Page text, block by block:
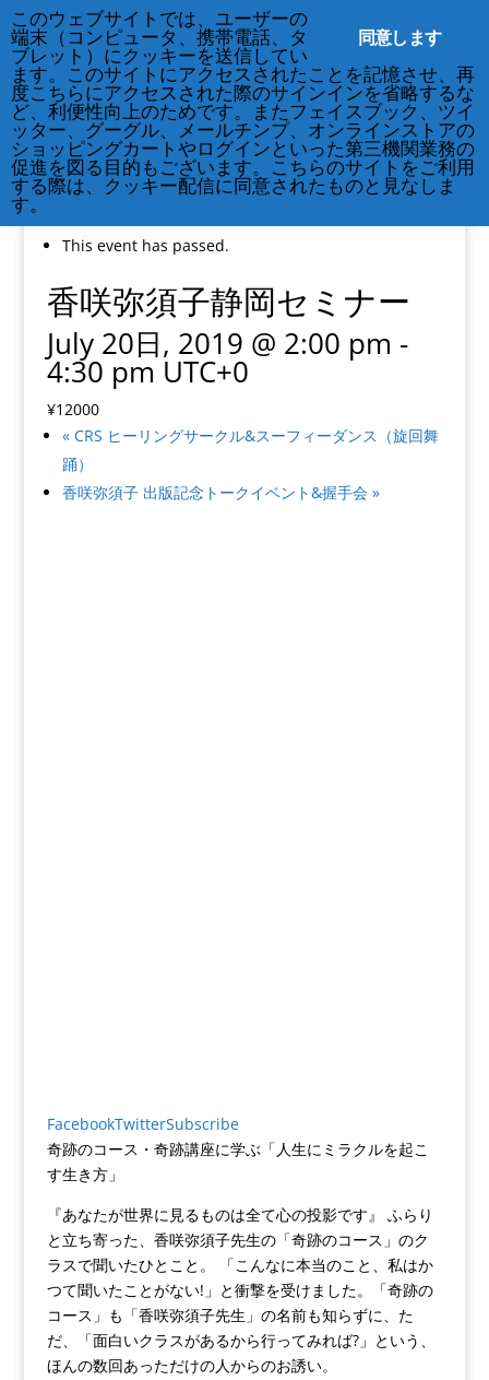
212-677-8621 info@crsny.org
This event has passed.
香咲弥須子静岡セミナー
July 20日, 2019 @ 2:00 pm -
4:30 pm UTC+0
¥12000
«CRS ヒーリングサークル&スーフィーダンス（旋回舞
踊）
香咲弥須子 出版記念トークイベント&握手会 »
FacebookTwitterSubscribe
奇跡のコース・奇跡講座に学ぶ「人生にミラクルを起こ
す生き方」
『あなたが世界に見るものは全て心の投影です』 ふらり
と立ち寄った、香咲弥須子先生の「奇跡のコース」のク
ラスで聞いたひとこと。 「こんなに本当のこと、私はか
つて聞いたことがない!」と衝撃を受けました。「奇跡の
コース」も「香咲弥須子先生」の名前も知らずに、た
だ、「面白いクラスがあるから行ってみれば?」という、
ほんの数回あっただけの人からのお誘い。
同意します
このウェブサイトでは、ユーザーの
端末（コンピュータ、携帯電話、タ
ブレット）にクッキーを送信してい
ます。このサイトにアクセスされたことを記憶させ、再
度こちらにアクセスされた際のサインインを省略するな
ど、利便性向上のためです。またフェイスブック、ツイ
ッター、グーグル、メールチンプ、オンラインストアの
ショッピングカートやログインといった第三機関業務の
促進を図る目的もございます。こちらのサイトをご利用
する際は、クッキー配信に同意されたものと見なしま
す。